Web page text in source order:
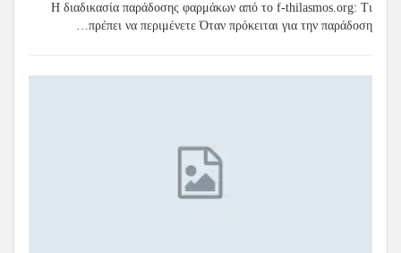
Η διαδικασία παράδοσης φαρμάκων από το f-thilasmos.org: Τι
πρέπει να περιμένετε Όταν πρόκειται για την παράδοση…